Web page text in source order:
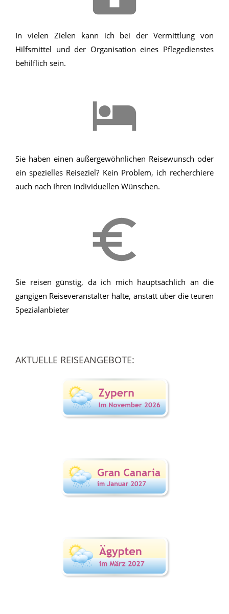
In vielen Zielen kann ich bei der Vermittlung von
Hilfsmittel und der Organisation eines Pflegedienstes
behilflich sein.
Sie haben einen außergewöhnlichen Reisewunsch oder
ein spezielles Reiseziel? Kein Problem, ich recherchiere
auch nach Ihren individuellen Wünschen.
Sie reisen günstig, da ich mich hauptsächlich an die
gängigen Reiseveranstalter halte, anstatt über die teuren
Spezialanbieter
AKTUELLE REISEANGEBOTE: